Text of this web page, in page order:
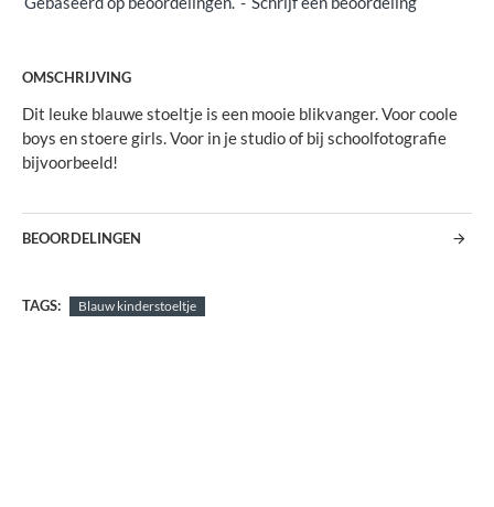
OMSCHRIJVING
Dit leuke blauwe stoeltje is een mooie blikvanger. Voor coole
boys en stoere girls. Voor in je studio of bij schoolfotografie
bijvoorbeeld!
BEOORDELINGEN
TAGS: Blauw kinderstoeltje